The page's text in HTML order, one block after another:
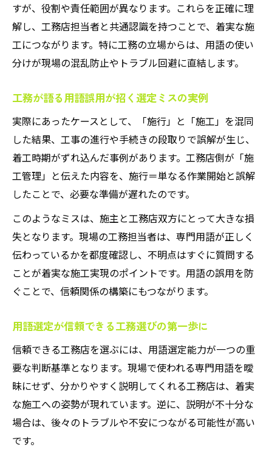
すが、役割や責任範囲が異なります。これらを正確に理
解し、工務店担当者と共通認識を持つことで、着実な施
工につながります。特に工務の立場からは、用語の使い
分けが現場の混乱防止やトラブル回避に直結します。
工務が語る用語誤用が招く選定ミスの実例
実際にあったケースとして、「施行」と「施工」を混同
した結果、工事の進行や手続きの段取りで誤解が生じ、
着工時期がずれ込んだ事例があります。工務店側が「施
工管理」と伝えた内容を、施行＝単なる作業開始と誤解
したことで、必要な準備が遅れたのです。
このようなミスは、施主と工務店双方にとって大きな損
失となります。現場の工務担当者は、専門用語が正しく
伝わっているかを都度確認し、不明点はすぐに質問する
ことが着実な施工実現のポイントです。用語の誤用を防
ぐことで、信頼関係の構築にもつながります。
用語選定が信頼できる工務選びの第一歩に
信頼できる工務店を選ぶには、用語選定能力が一つの重
要な判断基準となります。現場で使われる専門用語を曖
昧にせず、分かりやすく説明してくれる工務店は、着実
な施工への姿勢が現れています。逆に、説明が不十分な
場合は、後々のトラブルや不安につながる可能性が高い
です。